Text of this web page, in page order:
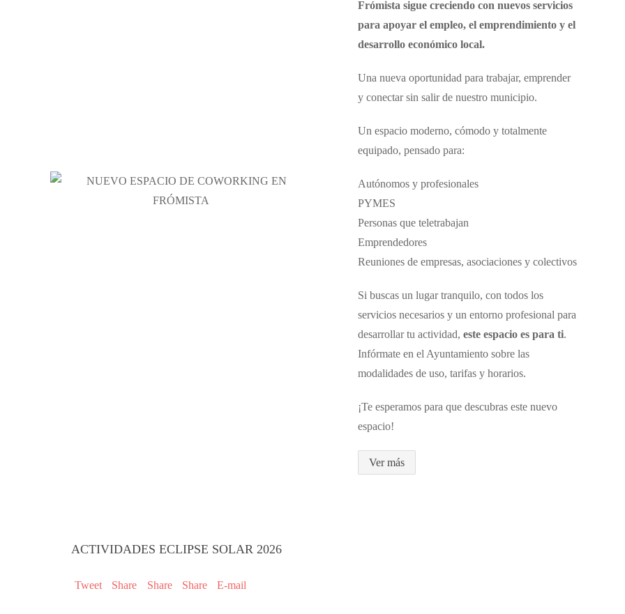
Frómista sigue creciendo con nuevos servicios
para apoyar el empleo, el emprendimiento y el
desarrollo económico local.
Una nueva oportunidad para trabajar, emprender
y conectar sin salir de nuestro municipio.
Un espacio moderno, cómodo y totalmente
equipado, pensado para:
Autónomos y profesionales
PYMES
Personas que teletrabajan
Emprendedores
Reuniones de empresas, asociaciones y colectivos
Si buscas un lugar tranquilo, con todos los
servicios necesarios y un entorno profesional para
desarrollar tu actividad, este espacio es para ti.
Infórmate en el Ayuntamiento sobre las
modalidades de uso, tarifas y horarios.
¡Te esperamos para que descubras este nuevo
espacio!
Ver más
ACTIVIDADES ECLIPSE SOLAR 2026
Tweet Share Share Share E-mail